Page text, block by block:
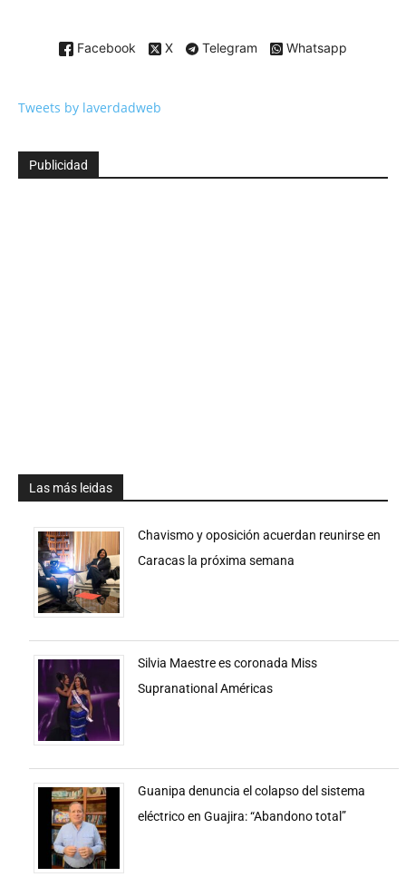
Facebook X Telegram Whatsapp
Tweets by laverdadweb
Publicidad
Las más leidas
Chavismo y oposición acuerdan reunirse en
Caracas la próxima semana
Silvia Maestre es coronada Miss
Supranational Américas
Guanipa denuncia el colapso del sistema
eléctrico en Guajira: “Abandono total”